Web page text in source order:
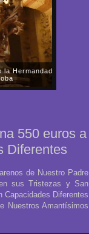
de
550 euros a
Diferentes
de Nuestro Padre
sus Tristezas y San
Capacidades Diferentes
Nuestros Amantísimos